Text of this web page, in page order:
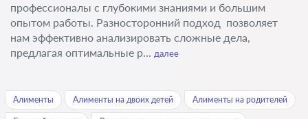
профессионалы с глубокими знаниями и большим
опытом работы. Разносторонний подход позволяет
нам эффективно анализировать сложные дела,
предлагая оптимальные р... далее
Алименты Алименты на двоих детей Алименты на родителей